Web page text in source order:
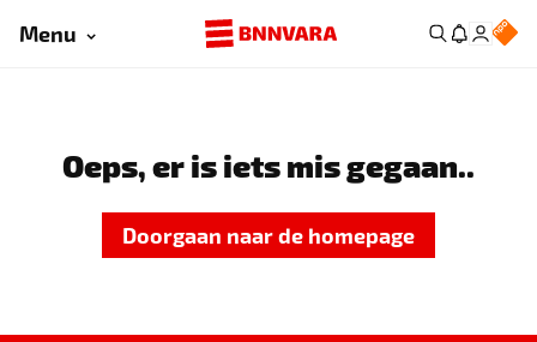
Menu
Oeps, er is iets mis gegaan..
Doorgaan naar de homepage